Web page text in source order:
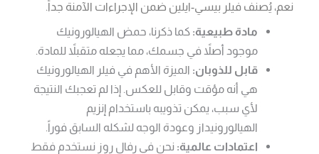
نعم، يُصنف فيلر بيسي-ايلين ضمن الإجراءات الآمنة جداً.
مادة طبيعية: كما ذكرنا، حمض الهيالورونيك
موجود أصلاً في جسمك، مما يجعله متقبلاً للمادة.
قابل للذوبان: الميزة الأهم في فيلر الهيالورونيك
هي أنه مؤقت وقابل للعكس. إذا لم تعجبك النتيجة
لأي سبب، يمكن تذويبه باستخدام إنزيم
الهيالورونيداز وعودة الوجه لشكله السابق فوراً.
اعتمادات عالمية: نحن في رفال روز نستخدم فقط